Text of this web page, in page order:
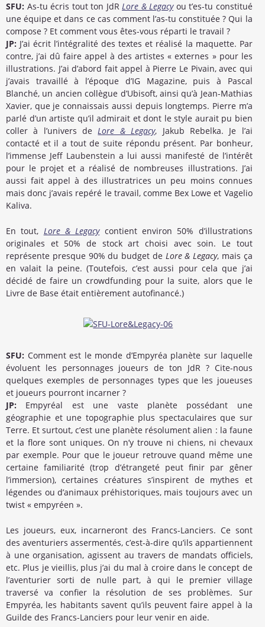
SFU: As-tu écris tout ton JdRLore & Legacyou t’es-tu constitué
une équipe et dans ce cas comment l’as-tu constituée ? Qui la
compose ? Et comment vous êtes-vous réparti le travail ?
JP: J’ai écrit l’intégralité des textes et réalisé la maquette. Par
contre, j’ai dû faire appel à des artistes « externes » pour les
illustrations. J’ai d’abord fait appel à Pierre Le Pivain, avec qui
j’avais travaillé à l’époque d’IG Magazine, puis à Pascal
Blanché, un ancien collègue d’Ubisoft, ainsi qu’à Jean-Mathias
Xavier, que je connaissais aussi depuis longtemps. Pierre m’a
parlé d’un artiste qu’il admirait et dont le style aurait pu bien
coller à l’univers deLore & Legacy, Jakub Rebelka. Je l’ai
contacté et il a tout de suite répondu présent. Par bonheur,
l’immense Jeff Laubenstein a lui aussi manifesté de l’intérêt
pour le projet et a réalisé de nombreuses illustrations. J’ai
aussi fait appel à des illustratrices un peu moins connues
mais donc j’avais repéré le travail, comme Bex Lowe et Vagelio
Kaliva.
En tout, Lore & Legacycontient environ 50% d’illustrations
originales et 50% de stock art choisi avec soin. Le tout
représente presque 90% du budget de Lore & Legacy, mais ça
en valait la peine. (Toutefois, c’est aussi pour cela que j’ai
décidé de faire un crowdfunding pour la suite, alors que le
Livre de Base était entièrement autofinancé.)
SFU: Comment est le monde d’Empyréa planète sur laquelle
évoluent les personnages joueurs de ton JdR ? Cite-nous
quelques exemples de personnages types que les joueuses
et joueurs pourront incarner ?
JP: Empyréal est une vaste planète possédant une
géographie et une topographie plus spectaculaires que sur
Terre. Et surtout, c’est une planète résolument alien : la faune
et la flore sont uniques. On n’y trouve ni chiens, ni chevaux
par exemple. Pour que le joueur retrouve quand même une
certaine familiarité (trop d’étrangeté peut finir par gêner
l’immersion), certaines créatures s’inspirent de mythes et
légendes ou d’animaux préhistoriques, mais toujours avec un
twist « empyréen ».
Les joueurs, eux, incarneront des Francs-Lanciers. Ce sont
des aventuriers assermentés, c’est-à-dire qu’ils appartiennent
à une organisation, agissent au travers de mandats officiels,
etc. Plus je vieillis, plus j’ai du mal à croire dans le concept de
l’aventurier sorti de nulle part, à qui le premier village
traversé va confier la résolution de ses problèmes. Sur
Empyréa, les habitants savent qu’ils peuvent faire appel à la
Guilde des Francs-Lanciers pour leur venir en aide.